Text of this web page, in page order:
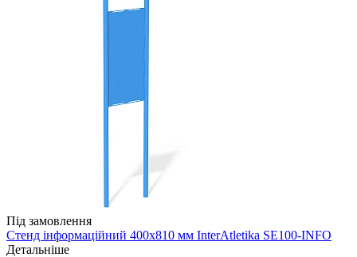
Під замовлення
Стенд інформаційний 400х810 мм InterAtletika SE100-INFO
Детальніше